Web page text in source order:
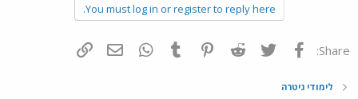
You must log in or register to reply here.
Share: פייסבוק Twitter
Reddit
Pinterest
Tumblr
WhatsAppדואר אלקטרוני
לימודי גיטרה